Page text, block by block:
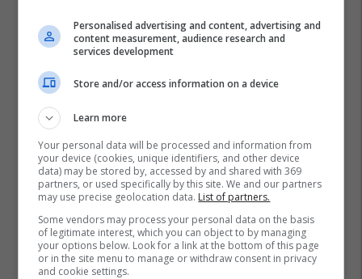
Personalised advertising and content, advertising and
content measurement, audience research and
services development
Store and/or access information on a device
Learn more
Your personal data will be processed and information from
your device (cookies, unique identifiers, and other device
data) may be stored by, accessed by and shared with 369
partners, or used specifically by this site. We and our partners
may use precise geolocation data. List of partners.
Some vendors may process your personal data on the basis
of legitimate interest, which you can object to by managing
your options below. Look for a link at the bottom of this page
or in the site menu to manage or withdraw consent in privacy
and cookie settings.